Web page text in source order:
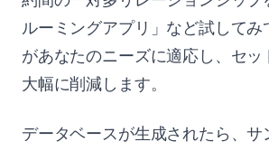
ルーミングアプリ」など試してみ
があなたのニーズに適応し、セッ
大幅に削減します。
データベースが生成されたら、サ